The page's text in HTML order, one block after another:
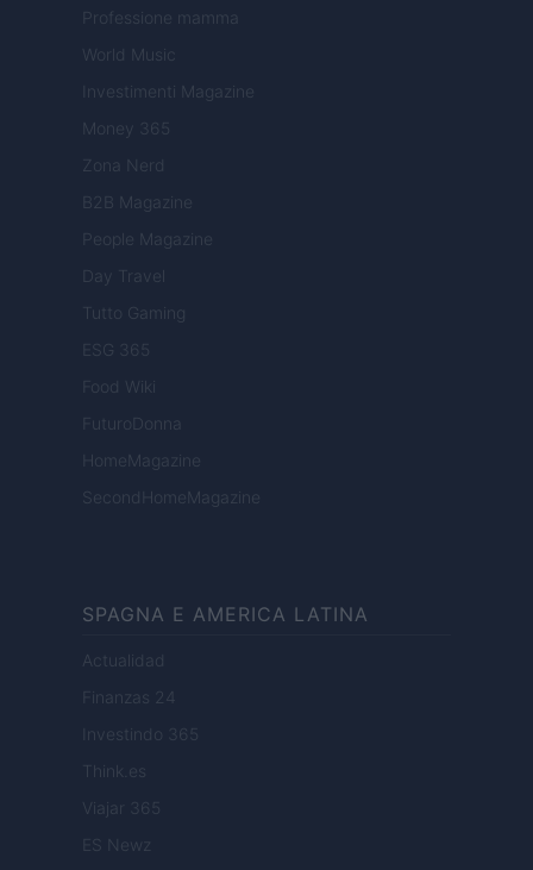
Professione mamma
World Music
Investimenti Magazine
Money 365
Zona Nerd
B2B Magazine
People Magazine
Day Travel
Tutto Gaming
ESG 365
Food Wiki
FuturoDonna
HomeMagazine
SecondHomeMagazine
SPAGNA E AMERICA LATINA
Actualidad
Finanzas 24
Investindo 365
Think.es
Viajar 365
ES Newz